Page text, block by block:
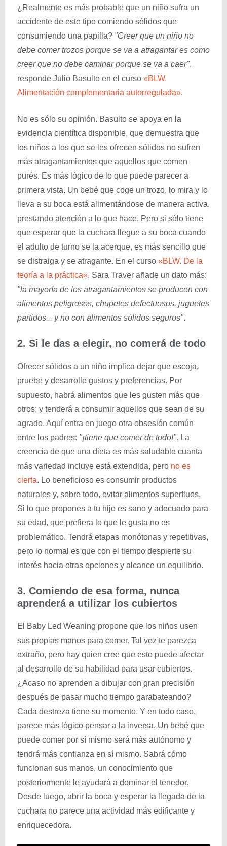
¿Realmente es más probable que un niño sufra un
accidente de este tipo comiendo sólidos que
consumiendo una papilla? "Creer que un niño no
debe comer trozos porque se va a atragantar es como
creer que no debe caminar porque se va a caer",
responde Julio Basulto en el curso «BLW.
Alimentación complementaria autorregulada».
No es sólo su opinión. Basulto se apoya en la
evidencia científica disponible, que demuestra que
los niños a los que se les ofrecen sólidos no sufren
más atragantamientos que aquellos que comen
purés. Es más lógico de lo que puede parecer a
primera vista. Un bebé que coge un trozo, lo mira y lo
lleva a su boca está alimentándose de manera activa,
prestando atención a lo que hace. Pero si sólo tiene
que esperar que la cuchara llegue a su boca cuando
el adulto de turno se la acerque, es más sencillo que
se distraiga y se atragante. En el curso «BLW. De la
teoría a la práctica», Sara Traver añade un dato más:
"la mayoría de los atragantamientos se producen con
alimentos peligrosos, chupetes defectuosos, juguetes
partidos... y no con alimentos sólidos seguros".
2. Si le das a elegir, no comerá de todo
Ofrecer sólidos a un niño implica dejar que escoja,
pruebe y desarrolle gustos y preferencias. Por
supuesto, habrá alimentos que les gusten más que
otros; y tenderá a consumir aquellos que sean de su
agrado. Aquí entra en juego otra obsesión común
entre los padres: "¡tiene que comer de todo!". La
creencia de que una dieta es más saludable cuanta
más variedad incluye está extendida, pero no es
cierta. Lo beneficioso es consumir productos
naturales y, sobre todo, evitar alimentos superfluos.
Si lo que propones a tu hijo es sano y adecuado para
su edad, que prefiera lo que le gusta no es
problemático. Tendrá etapas monótonas y repetitivas,
pero lo normal es que con el tiempo despierte su
interés hacia otras opciones y alcance un equilibrio.
3. Comiendo de esa forma, nunca
aprenderá a utilizar los cubiertos
El Baby Led Weaning propone que los niños usen
sus propias manos para comer. Tal vez te parezca
extraño, pero hay quien cree que esto puede afectar
al desarrollo de su habilidad para usar cubiertos.
¿Acaso no aprenden a dibujar con gran precisión
después de pasar mucho tiempo garabateando?
Cada destreza tiene su momento. Y en todo caso,
parece más lógico pensar a la inversa. Un bebé que
puede comer por sí mismo será más autónomo y
tendrá más confianza en sí mismo. Sabrá cómo
funcionan sus manos, un conocimiento que
posteriormente le ayudará a dominar el tenedor.
Desde luego, abrir la boca y esperar la llegada de la
cuchara no parece una actividad más edificante y
enriquecedora.